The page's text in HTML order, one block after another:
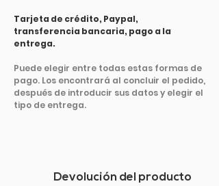
Tarjeta de crédito, Paypal,
transferencia bancaria, pago a la
entrega.
Puede elegir entre todas estas formas de
pago. Los encontrará al concluir el pedido,
después de introducir sus datos y elegir el
tipo de entrega.
Devolución del producto